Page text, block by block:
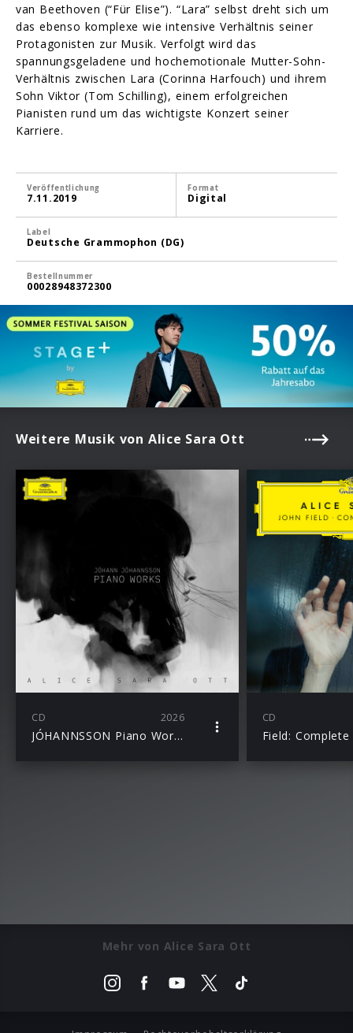
van Beethoven (“Für Elise”). “Lara” selbst dreht sich um
das ebenso komplexe wie intensive Verhältnis seiner
Protagonisten zur Musik. Verfolgt wird das
spannungsgeladene und hochemotionale Mutter-Sohn-
Verhältnis zwischen Lara (Corinna Harfouch) und ihrem
Sohn Viktor (Tom Schilling), einem erfolgreichen
Pianisten rund um das wichtigste Konzert seiner
Karriere.
Veröffentlichung
7.11.2019
Format
Digital
Label
Deutsche Grammophon (DG)
Bestellnummer
00028948372300
Weitere Musik von Alice Sara Ott
CD 2026
JÓHANNSSON Piano Works / Alice Sara Ott
CD
Field:
Mehr von Alice Sara Ott